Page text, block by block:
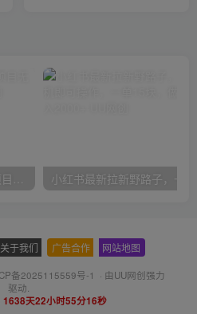
无限接码撸红包单号0.75项目无偿分享给你【揭秘】
关于我们 广告合作 网站地图
备2025115559号-1 · 由UU网创强力
驱动.
1638天22小时55分16秒